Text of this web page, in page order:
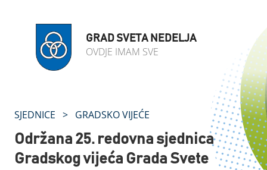
GRAD SVETA NEDELJA
OVDJE IMAM SVE
SJEDNICE > GRADSKO VIJEĆE
Održana 25. redovna sjednica
Gradskog vijeća Grada Svete